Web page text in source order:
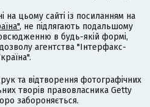
на цьому сайті із посиланням на
, не підлягають подальшому
в будь-якій формі,
агентства "Інтерфакс-
та відтворення фотографічних
творів правовласника Getty
забороняється.